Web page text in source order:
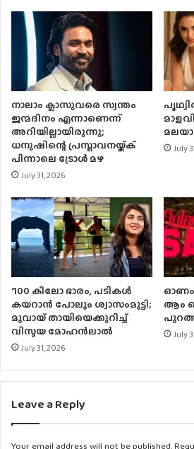
നാലാം ക്ലാസുവരെ സ്വന്തം
ജന്മദിനം എന്നാണെന്ന്
അറിയില്ലായിരുന്നു;
ധനുഷിന്റെ പ്രസ്താവനയ്ക്ക്
പിന്നാലെ ട്രോൾ മഴ
July 31, 2026
July
‘100 കിലോ ഭാരം, പടികൾ
കയറാൻ പോലും ശ്വാസംമുട്ടി;
മുവായ് തായിയെക്കുറിച്ച്
വിസ്മയ മോഹൻലാൽ
July 31, 2026
ആം
July
Leave a Reply
Your email address will not be published.